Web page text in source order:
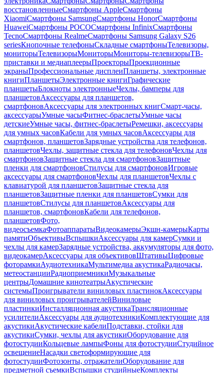
восстановленныеСмартфоны AppleСмартфоны
XiaomiСмартфоны SamsungСмартфоны HonorСмартфоны
HuaweiСмартфоны POCOСмартфоны InfinixСмартфоны
TecnoСмартфоны RealmeСмартфоны Samsung Galaxy S26
seriesКнопочные телефоныСкладные смартфоныТелевизоры,
мониторыТелевизорыМониторыМониторы-телевизорыТВ-
приставки и медиаплеерыПроекторыПроекционные
экраныПрофессиональные дисплеиПланшеты, электронные
книгиПланшетыЭлектронные книгиГрафические
планшетыБлокноты электронныеЧехлы, бамперы для
планшетовАксессуары для планшетов,
смартфоновАксессуары для электронных книгСмарт-часы,
аксессуарыУмные часыФитнес-браслетыУмные часы
детскиеУмные часы, фитнес-браслетыРемешки, аксессуары
для умных часовКабели для умных часовАксессуары для
смартфонов, планшетовЗарядные устройства для телефонов,
планшетовЧехлы, защитные стекла для телефоновЧехлы для
смартфоновЗащитные стекла для смартфоновЗащитные
пленки для смартфоновСтилусы для смартфоновИгровые
аксессуары для смартфоновЧехлы для планшетовЧехлы с
клавиатурой для планшетовЗащитные стекла для
планшетовЗащитные пленки для планшетовСумки для
планшетовСтилусы для планшетовАксессуары для
планшетов, смартфоновКабели для телефонов,
планшетовФото,
видеосъемкаФотоаппаратыВидеокамерыЭкшн-камерыКарты
памятиОбъективыВспышкиАксессуары для камерСумки и
чехлы для камерЗарядные устройства, аккумуляторы для фото,
видеокамерАксессуары для объективовШтативыЦифровые
фоторамкиАудиотехникаМультимедиа акустикаРадиочасы,
метеостанцииРадиоприемникиМузыкальные
центрыДомашние кинотеатрыАкустические
системыПроигрыватели виниловых пластинокАксессуары
для виниловых проигрывателейВиниловые
пластинкиИнсталляционная акустикаТрансляционные
усилителиАксессуары для аудиотехникиКомплектующие для
акустикиАкустические кабелиПодставки, стойки для
акустикиСумки, чехлы для акустикиОборудование для
фотостудииКольцевые лампыФоны для фотостудииСтудийное
освещениеНасадки светоформирующие для
фотостудииФотозонты, отражателиОборудование для
предметной съемкиВспышки студийныеКомплекты